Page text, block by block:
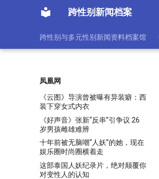
跨性别新闻档案
跨性别与多元性别新闻资料档案馆
凤凰网
人民日报：我们不认同所谓“娘
炮”等带有贬损性的说法
即女性别观遭质疑
女大学生上演“占领男厕所”行为艺
装癖不一样
《云图》导演曾被曝有异装癖：西
装下穿女式内衣
《好声音》张新“反串”引争议 26
岁男孩雌雄难辨
十年前被无脑嘲“人妖”的她，现在
娱乐圈时尚圈横着走
这部泰国人妖纪录片，绝对颠覆你
对变性人的认知